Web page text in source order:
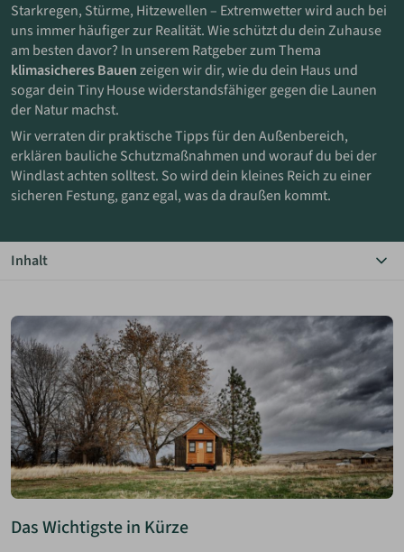
ZUM HAUS-FINDER
PARTNER WERDEN
ANMELDEN
MERKLISTE
Starkregen, Stürme, Hitzewellen – Extremwetter wird auch bei
uns immer häufiger zur Realität. Wie schützt du dein Zuhause
am besten davor? In unserem Ratgeber zum Thema
klimasicheres Bauenzeigen wir dir, wie du dein Haus und
sogar dein Tiny House widerstandsfähiger gegen die Launen
der Natur machst.
Wir verraten dir praktische Tipps für den Außenbereich,
erklären bauliche Schutzmaßnahmen und worauf du bei der
Windlast achten solltest. So wird dein kleines Reich zu einer
sicheren Festung, ganz egal, was da draußen kommt.
Inhalt
Klimaschutz im Garten
Wetterschutz für das Haus
Windlast beim Tiny House
Schutz für Auto &
Das Wichtigste in Kürze